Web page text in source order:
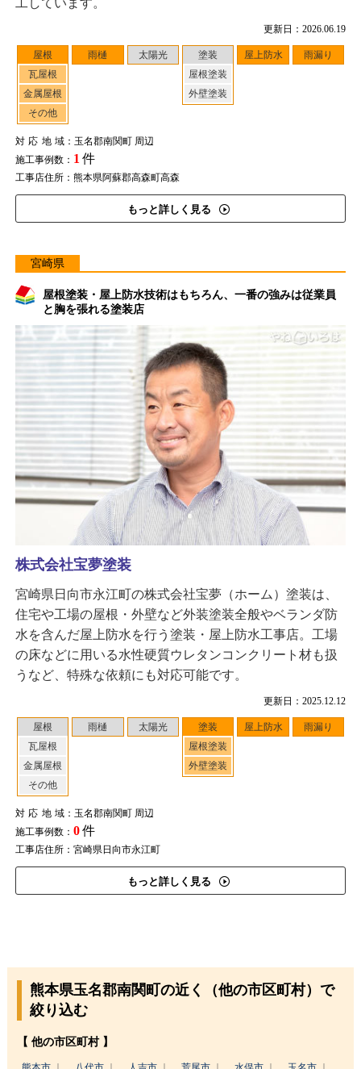
更新日：2026.06.19
屋根
瓦屋根
金属屋根
その他
雨樋 太陽光
塗装
屋根塗装
外壁塗装
屋上防水 雨漏り
対応地域：玉名郡南関町 周辺
施工事例数： 1 件
工事店住所：熊本県阿蘇郡高森町高森
もっと詳しく見る
工しています。
宮崎県
屋根塗装・屋上防水技術はもちろん、一番の強みは従業員
と胸を張れる塗装店
更新日：2025.12.12
屋根
瓦屋根
金属屋根
その他
雨樋 太陽光
塗装
屋根塗装
外壁塗装
屋上防水 雨漏り
対応地域：玉名郡南関町 周辺
施工事例数： 0件
工事店住所：宮崎県日向市永江町
もっと詳しく見る
株式会社宝夢塗装
宮崎県日向市永江町の株式会社宝夢（ホーム）塗装は、
住宅や工場の屋根・外壁など外装塗装全般やベランダ防
水を含んだ屋上防水を行う塗装・屋上防水工事店。工場
の床などに用いる水性硬質ウレタンコンクリート材も扱
うなど、特殊な依頼にも対応可能です。
熊本県玉名郡南関町の近く（他の市区町村）で
絞り込む
【 他の市区町村 】